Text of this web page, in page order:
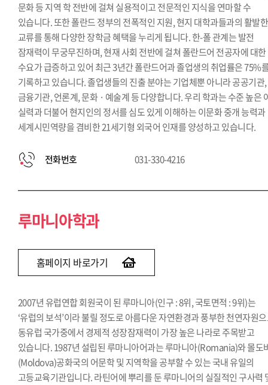
문화 등 지역 학 전반에 걸쳐 실용적이고 전문적인 지식을 연마할 수
있습니다. 또한 폴란드 정부의 전폭적인 지원, 현지 대학과들과의 활발한
교류를 통해 다양한 장학금 혜택을 누리게 됩니다. 한-폴 관계는 발전
잠재력이 무궁무진하며, 현재 사회 전반에 걸쳐 폴란드어 전공자에 대한
수요가 급증하고 있어 최근 3년간 폴란드어과 졸업생의 취업률은 75%
기록하고 있습니다. 졸업생들의 진출 분야는 기업체뿐 아니라 공공기관,
금융기관, 언론계, 문화 · 예술계 등 다양합니다. 우리 학과는 수준 높은
실력과 더불어 현지인의 정서를 심도 있게 이해하는 이문화 중개 능력과
세계시민역량을 겸비한 21세기형 외국어 인재를 양성하고 있습니다.
전화번호 031-330-4216
루마니아학과
홈페이지 바로가기
2007년 유럽연합 회원국이 된 루마니아(인구 : 8위, 국토면적 : 9위)는
‘유럽의 보석’이라 불릴 정도로 아름다운 자연환경과 풍부한 천연자원
동유럽 국가중에서 경제적 성장잠재력이 가장 높은 나라로 주목받고
있습니다. 1987년 설립된 루마니아어과는 루마니아(Romania)와 몰도
(Moldova)공화국의 어문학 및 지역학을 공부할 수 있는 국내 유일의
고등교육기관입니다. 라틴어에 뿌리를 둔 루마니어의 실질적인 구사력